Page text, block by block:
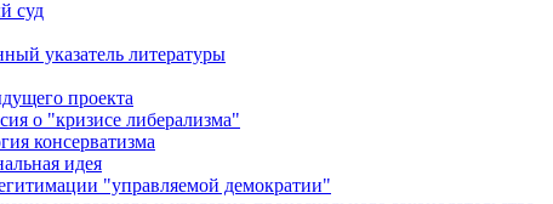
суд
указатель литературы
проекта
о "кризисе либерализма"
консерватизма
идея
"управляемой демократии"